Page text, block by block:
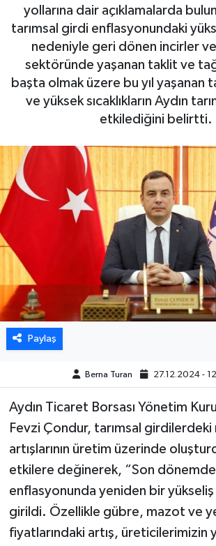
yollarına dair açıklamalarda
tarımsal girdi enflasyonundaki
nedeniyle geri dönen incirler
sektöründe yaşanan taklit ve
başta olmak üzere bu yıl yaşanan
ve yüksek sıcaklıkların Aydın
etkilediğini belirtti.
Paylaş
Berna Turan 27.12.2024 -
Aydın Ticaret Borsası Yönetim
Fevzi Çondur, tarımsal
artışlarının üretim üzerinde
etkilere değinerek, “Son
enflasyonunda yeniden bir
girildi. Özellikle gübre, mazot ve
fiyatlarındaki artış, üreticilerimizin
EGE
EĞİTİM
BİLİM VE TEKNOLOJİ
GÜNDEM
HABERDE İNSAN
KÜLTÜR SANAT
MAGAZİN
ÖZEL HABER
SAĞLIK
ŞİRKET HABERLERİ
SİYASET
TEKNOLOJİ